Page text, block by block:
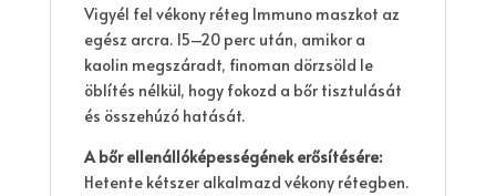
Vigyél fel vékony réteg Immuno maszkot az
egész arcra. 15–20 perc után, amikor a
kaolin megszáradt, finoman dörzsöld le
öblítés nélkül, hogy fokozd a bőr tisztulását
és összehúzó hatását.
A bőr ellenállóképességének erősítésére:
Hetente kétszer alkalmazd vékony rétegben.